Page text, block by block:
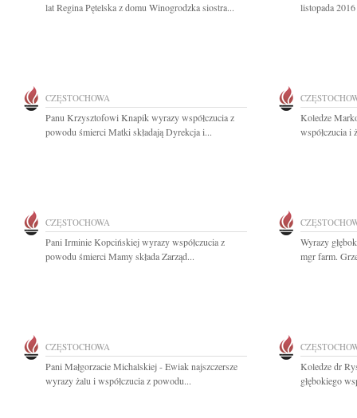
lat Regina Pętelska z domu Winogrodzka siostra...
listopada
CZĘSTOCHOWA
Panu Krzysztofowi Knapik wyrazy współczucia z
powodu śmierci Matki składają Dyrekcja i...
Koledze
współczucia i
CZĘSTOCHOWA
Pani Irminie Kopcińskiej wyrazy współczucia z
powodu śmierci Mamy składa Zarząd...
Wyrazy
mgr farm.
CZĘSTOCHOWA
Pani Małgorzacie Michalskiej - Ewiak najszczersze
wyrazy żalu i współczucia z powodu...
Koledze dr
głębokiego